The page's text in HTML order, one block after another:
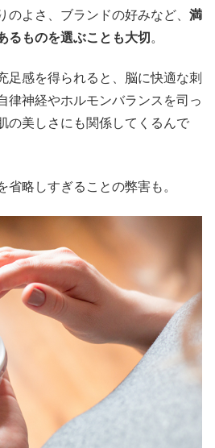
のよさ、ブランドの好みなど、 満
るものを選ぶことも大切 。
足感を得られると、脳に快適な刺
律神経やホルモンバランスを司っ
の美しさにも関係してくるんで
省略しすぎることの弊害も。